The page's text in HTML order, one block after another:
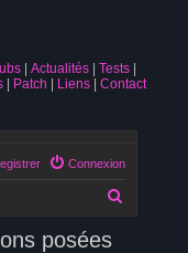
Actualités
Tests
Patch Liens Contact
Connexion
posées